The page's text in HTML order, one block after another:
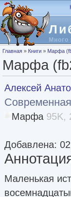
Перейти к основному
Много
Вы здесь
Главная » Книги » Марфа
Марфа
Алексей
Марфа 95K,
Добавлена:
Маленькая